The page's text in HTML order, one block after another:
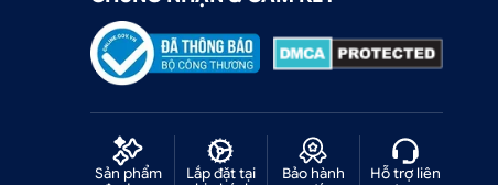
Sản phẩm
Lắp đặt tại
Bảo hành
Hỗ trợ liên